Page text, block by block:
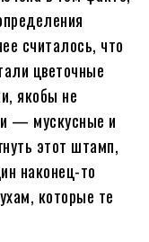
считалось, что
цветочные
якобы не
— мускусные и
этот штамп,
наконец-то
которые те